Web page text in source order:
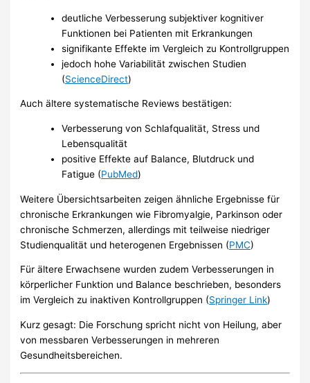
deutliche Verbesserung subjektiver kognitiver
Funktionen bei Patienten mit Erkrankungen
signifikante Effekte im Vergleich zu Kontrollgruppen
jedoch hohe Variabilität zwischen Studien
(ScienceDirect)
Auch ältere systematische Reviews bestätigen:
Verbesserung von Schlafqualität, Stress und
Lebensqualität
positive Effekte auf Balance, Blutdruck und
Fatigue (PubMed)
Weitere Übersichtsarbeiten zeigen ähnliche Ergebnisse für
chronische Erkrankungen wie Fibromyalgie, Parkinson oder
chronische Schmerzen, allerdings mit teilweise niedriger
Studienqualität und heterogenen Ergebnissen (PMC)
Für ältere Erwachsene wurden zudem Verbesserungen in
körperlicher Funktion und Balance beschrieben, besonders
im Vergleich zu inaktiven Kontrollgruppen (Springer Link)
Kurz gesagt: Die Forschung spricht nicht von Heilung, aber
von messbaren Verbesserungen in mehreren
Gesundheitsbereichen.